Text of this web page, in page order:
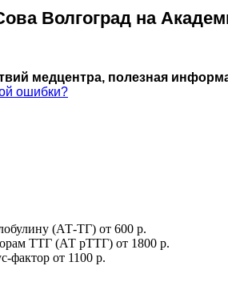
Волгоград на
медцентра, полезная
ошибки?
(АТ-ТГ) от 600 р.
ТТГ (АТ рТТГ) от 1800 р.
фактор от 1100 р.